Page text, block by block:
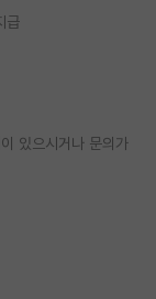
급
있으시거나 문의가